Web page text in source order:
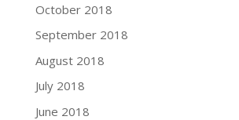
October 2018
September 2018
August 2018
July 2018
June 2018